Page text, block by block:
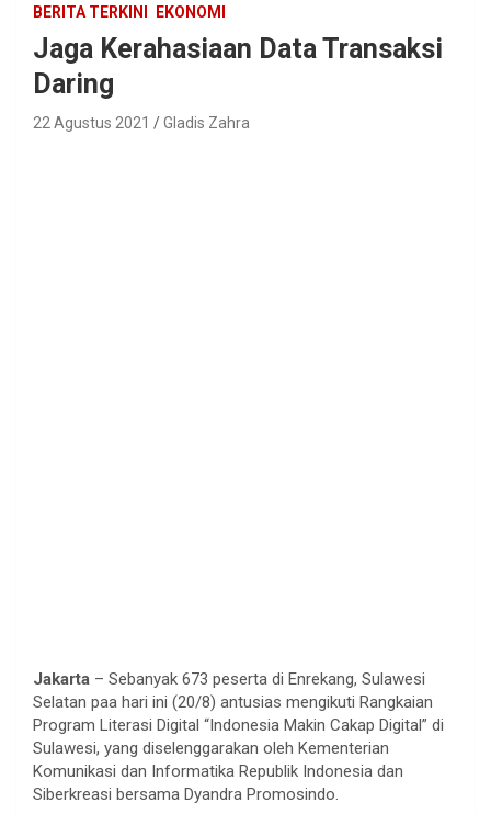
BERITA TERKINI EKONOMI
Jaga Kerahasiaan Data Transaksi
Daring
22 Agustus 2021 Gladis Zahra
Jakarta – Sebanyak 673 peserta di Enrekang, Sulawesi
Selatan paa hari ini (20/8) antusias mengikuti Rangkaian
Program Literasi Digital “Indonesia Makin Cakap Digital” di
Sulawesi, yang diselenggarakan oleh Kementerian
Komunikasi dan Informatika Republik Indonesia dan
Siberkreasi bersama Dyandra Promosindo.